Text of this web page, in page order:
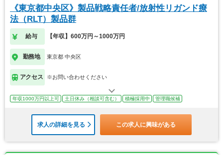
《東京都中央区》製品戦略責任者/放射性リガンド療
法（RLT）製品群
給与 【年収】600万円～1000万円
勤務地 東京都 中央区
アクセス ※お問い合わせください
年収1000万円以上可 土日休み（相談可含む） 積極採用中 管理職候補
求人の詳細を見る この求人に興味がある